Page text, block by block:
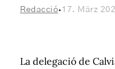
Redacció· 17. März
La delegació de